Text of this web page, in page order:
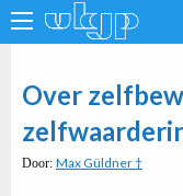
Over
Door: Max Güldner †